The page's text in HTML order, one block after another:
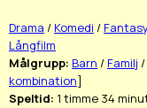
Drama /Komedi /
Långfilm
Målgrupp: Barn /Familj /
kombination]
Speltid: 1 timme 34